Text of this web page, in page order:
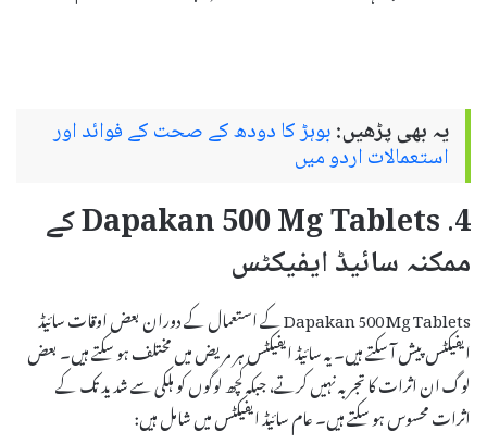
یہ بھی پڑھیں:بوہڑ کا دودھ کے صحت کے فوائد اور
استعمالات اردو میں
4. Dapakan 500 Mg Tablets کے
ممکنہ سائیڈ ایفیکٹس
Dapakan 500 Mg Tablets کے استعمال کے دوران بعض اوقات سائیڈ
ایفیکٹس پیش آ سکتے ہیں۔ یہ سائیڈ ایفیکٹس ہر مریض میں مختلف ہو سکتے ہیں۔ بعض
لوگ ان اثرات کا تجربہ نہیں کرتے، جبکہ کچھ لوگوں کو ہلکی سے شدید تک کے
اثرات محسوس ہو سکتے ہیں۔ عام سائیڈ ایفیکٹس میں شامل ہیں: